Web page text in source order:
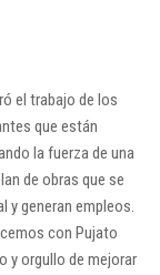
el trabajo de los
que están
la fuerza de una
de obras que se
y generan empleos.
con Pujato
y orgullo de mejorar